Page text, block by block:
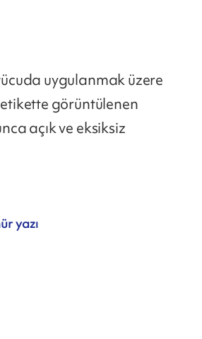
uygulanmak üzere
görüntülenen
açık ve eksiksiz
yazı